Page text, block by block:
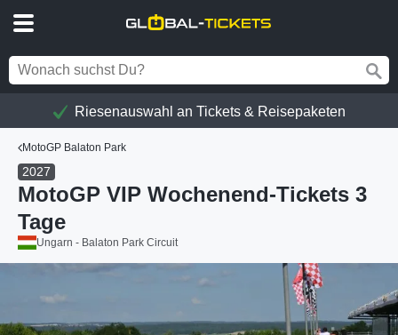
Riesenauswahl an Tickets & Reisepaketen
MotoGP Balaton Park
2027
MotoGP VIP Wochenend-Tickets 3
Tage
Ungarn - Balaton Park Circuit